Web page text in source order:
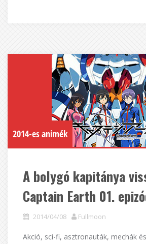
2014-es animék
A bolygó kapitánya
Captain Earth 01.
2014/04/08 Fullmoon
Akció, sci-fi, asztronauták, mechák